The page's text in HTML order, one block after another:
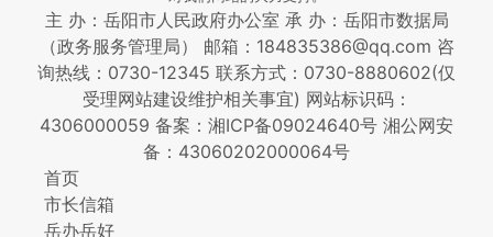
主 办：岳阳市人民政府办公室 承 办：岳阳市数据局
（政务服务管理局） 邮箱：184835386@qq.com 咨
询热线：0730-12345 联系方式：0730-8880602(仅
受理网站建设维护相关事宜) 网站标识码：
4306000059 备案：湘ICP备09024640号 湘公网安
备：43060202000064号
首页
市长信箱
岳办岳好